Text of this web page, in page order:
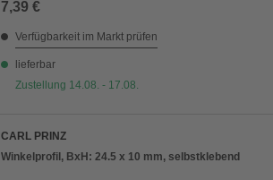
7,39 €
Verfügbarkeit im Markt prüfen
lieferbar
Zustellung 14.08. - 17.08.
CARL PRINZ
Winkelprofil, BxH: 24.5 x 10 mm, selbstklebend